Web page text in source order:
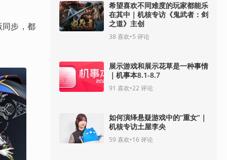
步，都
希望喜欢不同难度的玩家都能乐
在其中｜机核专访《鬼武者：剑
之道》主创
38 喜欢•5 评论
展示游戏和展示花草是一种事情
｜机事本8.1-8.7
91 喜欢•22 评论
如何演绎悬疑游戏中的“重女”｜
机核专访土屋李央
59 喜欢•16评论